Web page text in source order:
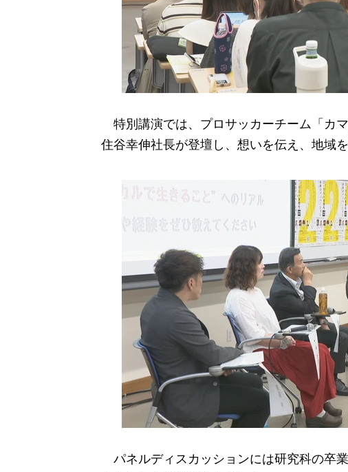
特別講演では、プロサッカーチーム「カ
住谷幸伸社長が登壇し、想いを伝え、地域
パネルディスカッションには研究科の卒